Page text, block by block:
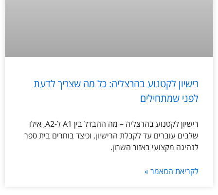
רישיון לקטנוע בהרצליה: כל מה שצריך לדעת
לפני שמתחילים
רישיון לקטנוע בהרצליה – מה ההבדל בין A1 ל-A2, אילו
שלבים עוברים עד לקבלת הרישיון, וכיצד בוחרים בית ספר
לנהיגה מקצועי באזור השרון.
לקריאת המאמר »